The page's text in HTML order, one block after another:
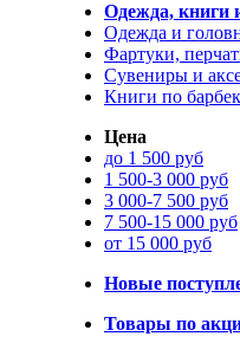
Одежда, книги
Одежда и
Фартуки,
Сувениры и
Книги по
Цена
до 1 500 руб
1 500-3 000 руб
3 000-7 500 руб
7 500-15 000 руб
от 15 000 руб
Новые
Товары по